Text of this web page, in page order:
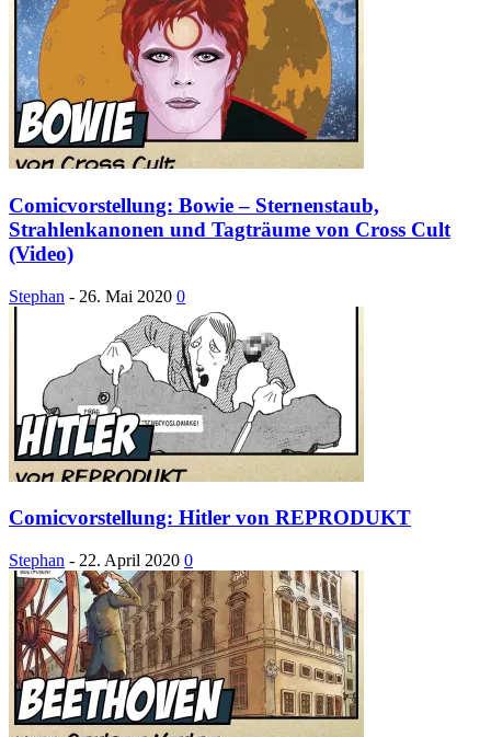
Comicvorstellung: Bowie – Sternenstaub,
Strahlenkanonen und Tagträume von Cross Cult
(Video)
Stephan - 26. Mai 2020 0
Comicvorstellung: Hitler von REPRODUKT
Stephan - 22. April 2020 0